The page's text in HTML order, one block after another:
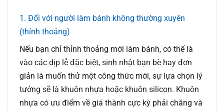
1. Đối với người làm bánh không thường xuyên
(thỉnh thoảng)
Nếu bạn chỉ thỉnh thoảng mới làm bánh, có thể là
vào các dịp lễ đặc biệt, sinh nhật bạn bè hay đơn
giản là muốn thử một công thức mới, sự lựa chọn lý
tưởng sẽ là khuôn nhựa hoặc khuôn silicon. Khuôn
nhựa có ưu điểm về giá thành cực kỳ phải chăng và